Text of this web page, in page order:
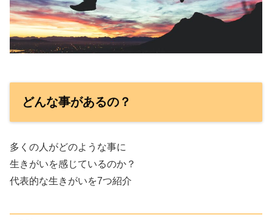
どんな事があるの？
多くの人がどのような事に
生きがいを感じているのか？
代表的な生きがいを7つ紹介